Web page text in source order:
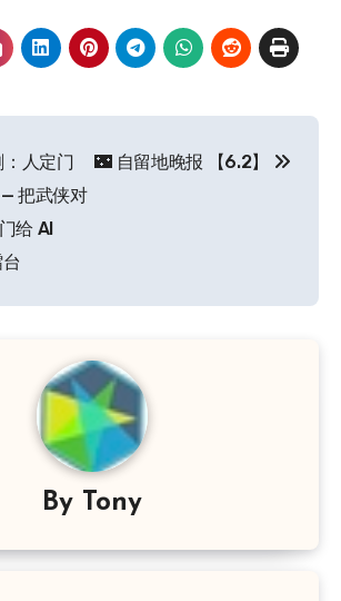
人定门
把武侠对
给 AI
🌃 自留地晚报 【6.2】
By Tony